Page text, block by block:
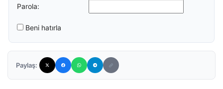
Parola:
Beni hatırla
Paylaş: